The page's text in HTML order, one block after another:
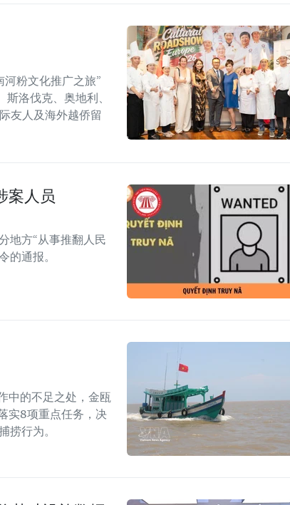
粉文化推广之旅”
洛伐克、奥地利、
友人及海外越侨留
案人员
地方“从事推翻人民
的通报。
中的不足之处，金瓯
实8项重点任务，决
捞行为。